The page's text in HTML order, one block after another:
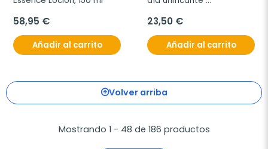
58,95 €
Añadir al carrito
23,50 €
Añadir al carrito
Volver arriba
Mostrando 1 - 48 de 186 productos